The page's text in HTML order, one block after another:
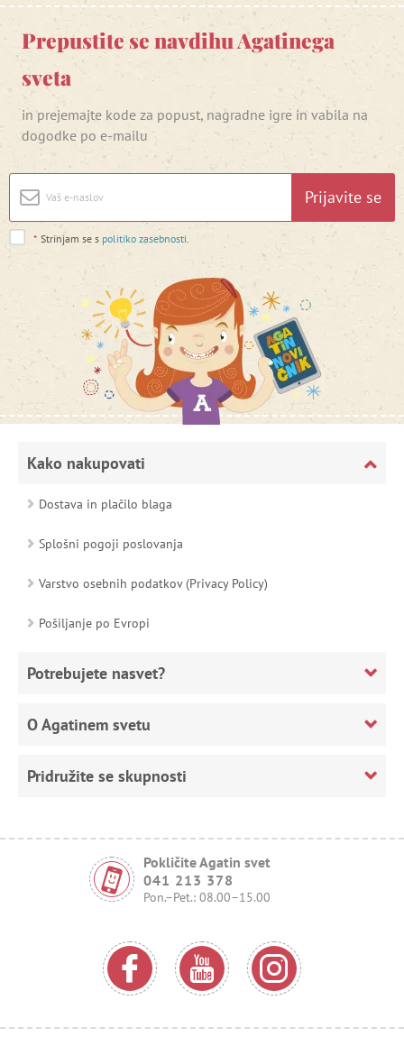
Prepustite se navdihu Agatinega
sveta
in prejemajte kode za popust, nagradne igre in vabila na
dogodke po e-mailu
Prijavite se
* Strinjam se s politiko zasebnosti
Kako nakupovati
Dostava in plačilo blaga
Splošni pogoji poslovanja
Varstvo osebnih podatkov (Privacy Policy)
Pošiljanje po Evropi
Potrebujete nasvet?
O Agatinem svetu
Pridružite se skupnosti
Pokličite Agatin svet
041 213 378
Pon.–Pet.: 08.00–15.00